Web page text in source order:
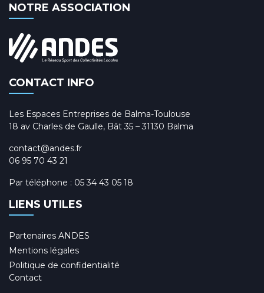
NOTRE ASSOCIATION
CONTACT INFO
Les Espaces Entreprises de Balma-Toulouse
18 av Charles de Gaulle, Bât 35 – 31130 Balma
contact@andes.fr
06 95 70 43 21
Par téléphone : 05 34 43 05 18
LIENS UTILES
Partenaires ANDES
Mentions légales
Politique de confidentialité
Contact